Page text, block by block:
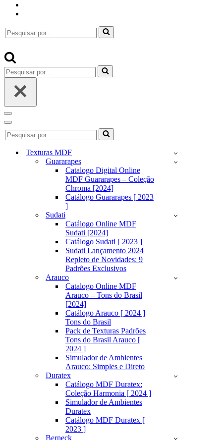
Pesquisar
por...
Pesquisar
por...
Menu
de
navegação
Menu
de
navegação
Pesquisar
por...
Texturas MDF
Guararapes
Catalogo Digital Online
MDF Guararapes – Coleção
Chroma [2024]
Catálogo Guararapes [ 2023
]
Sudati
Catálogo Online MDF
Sudati [2024]
Catálogo Sudati [ 2023 ]
Sudati Lançamento 2024
Repleto de Novidades: 9
Padrões Exclusivos
Arauco
Catalogo Online MDF
Arauco – Tons do Brasil
[2024]
Catálogo Arauco [ 2024 ]
Tons do Brasil
Pack de Texturas Padrões
Tons do Brasil Arauco [
2024 ]
Simulador de Ambientes
Arauco: Simples e Direto
Duratex
Catálogo MDF Duratex:
Coleção Harmonia [ 2024 ]
Simulador de Ambientes
Duratex
Catálogo MDF Duratex [
2023 ]
Berneck